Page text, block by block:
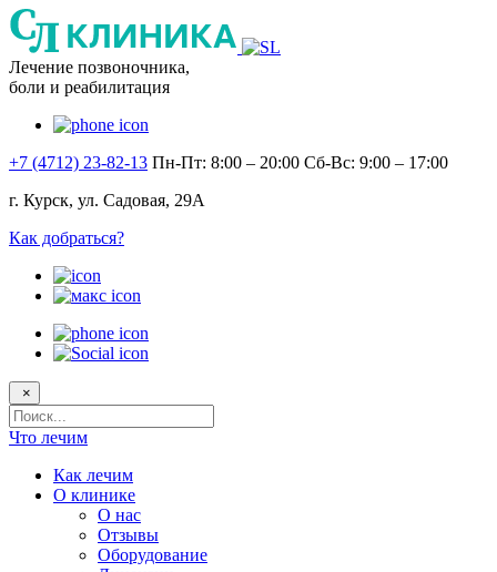
Лечение позвоночника,
боли и реабилитация
+7 (4712) 23-82-13 Пн-Пт: 8:00 – 20:00 Сб-Вс: 9:00 – 17:00
г. Курск, ул. Садовая, 29А
Как добраться?
×
Поисковый
запрос
Что лечим
Как лечим
О клинике
О нас
Отзывы
Оборудование